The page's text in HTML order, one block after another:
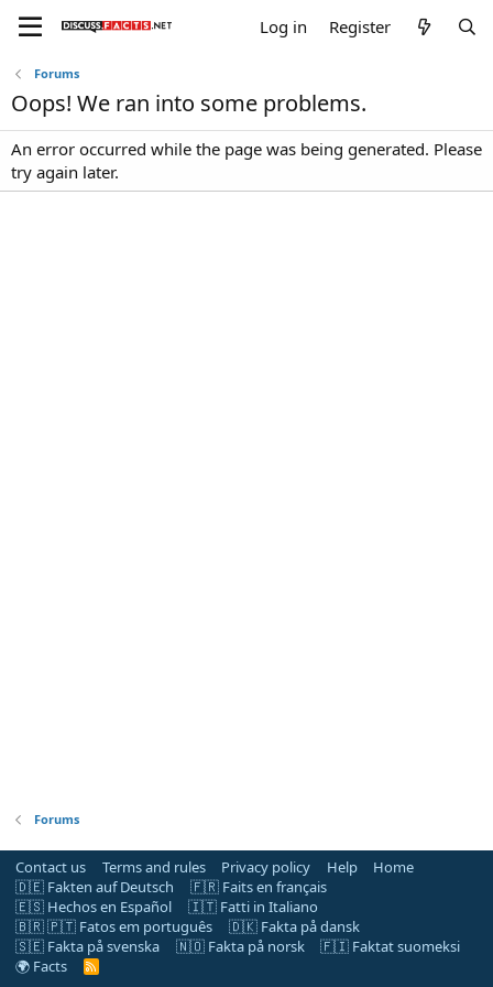
Log in Register
Forums
Oops! We ran into some problems.
An error occurred while the page was being generated. Please
try again later.
Forums
Contact us Terms and rules Privacy policy Help
Home
🇩🇪 Fakten auf Deutsch
🇫🇷 Faits en français
🇪🇸 Hechos en Español
🇮🇹 Fatti in Italiano
🇧🇷 🇵🇹 Fatos em português
🇩🇰 Fakta på dansk
🇸🇪 Fakta på svenska
🇳🇴 Fakta på norsk
🇫🇮 Faktat suomeksi
🌍 Facts
R